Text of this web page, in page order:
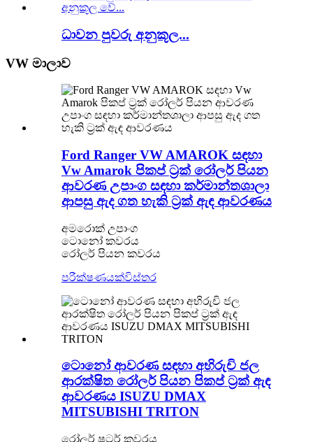
ධාවන පුවරු අනුකූල...
VW මාලාව
Ford Ranger VW AMAROK සඳහා
Vw Amarok පිකප් ට්‍රක් රෝලර් පියන
ආවරණ උපාංග සඳහා කර්මාන්තශාලා
ආපසු ඇද ගත හැකි ට්‍රක් ඇඳ ආවරණය
අමරොක් උපාංග
ටොනෝ කවරය
රෝලර් පියන කවරය
පරීක්ෂණයක්විස්තර
ටොනෝ ආවරණ සඳහා අභිරුචි ජල
ආරක්ෂිත රෝලර් පියන පිකප් ට්‍රක් ඇඳ
ආවරණය ISUZU DMAX
MITSUBISHI TRITON
රෝලර් ෂටර් කවරය